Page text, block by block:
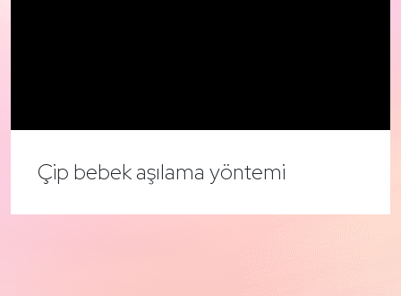
Çip bebek aşılama yöntemi